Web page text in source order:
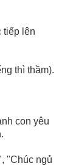
tiếp lên
thì thầm).
con yêu
"Chúc ngủ